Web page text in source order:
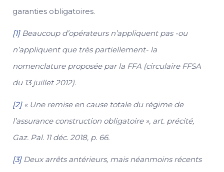
garanties obligatoires.
[1]Beaucoup d’opérateurs n’appliquent pas -ou
n’appliquent que très partiellement- la
nomenclature proposée par la FFA (circulaire FFSA
du 13 juillet 2012).
[2]« Une remise en cause totale du régime de
l’assurance construction obligatoire », art. précité,
Gaz. Pal. 11 déc. 2018, p. 66.
[3]Deux arrêts antérieurs, mais néanmoins récents